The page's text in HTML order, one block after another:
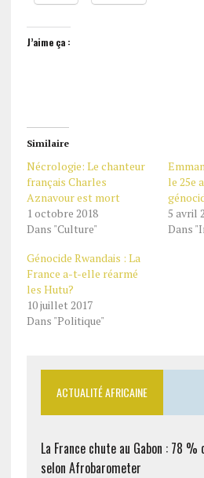
J’aime ça :
Similaire
Nécrologie: Le chanteur
français Charles
Aznavour est mort
1 octobre 2018
Dans "Culture"
le 25e
5 avril
Dans
Génocide Rwandais : La
France a-t-elle réarmé
les Hutu?
10 juillet 2017
Dans "Politique"
ACTUALITÉ AFRICAINE
La France chute au Gabon : 78 %
selon Afrobarometer